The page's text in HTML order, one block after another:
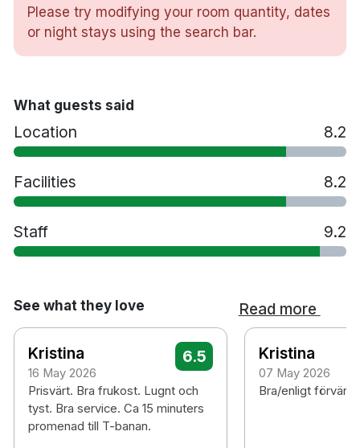
spinningssal, träningsredskap och bastu.
206 rom
Badrum med dusch
Gratis WiFi
TV
Skrivbord
Gratis toalettartiklar
Bastu
Restaurang
Spjälsäng
natt
Husdjur tillåts mot en avgift på 200 kronor
Handikappanpassade rum finns tillgänglig
Gratis parkering på många platser
Rökfritt
10 minuters promenad till Västertorps
tunnelbanestation
Please try modifying your room quantity, dates
or night stays using the search bar.
What guests said
Location 8.2
Facilities 8.2
Staff 9.2
See what they love Read more
Kristina
16 May 2026
6.5
Prisvärt. Bra frukost. Lugnt och
tyst. Bra service. Ca 15 minuters
promenad till T-banan.
Kristina
07 May 2026
Bra/enligt